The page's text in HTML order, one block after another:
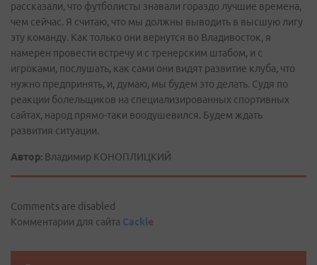
рассказали, что футболисты знавали гораздо лучшие времена,
чем сейчас. Я считаю, что мы должны выводить в высшую лигу
эту команду. Как только они вернутся во Владивосток, я
намерен провести встречу и с тренерским штабом, и с
игроками, послушать, как сами они видят развитие клуба, что
нужно предпринять, и, думаю, мы будем это делать. Судя по
реакции болельщиков на специализированных спортивных
сайтах, народ прямо-таки воодушевился. Будем ждать
развития ситуации.
Автор: Владимир КОНОПЛИЦКИЙ
Comments are disabled
Комментарии для сайта Cackle